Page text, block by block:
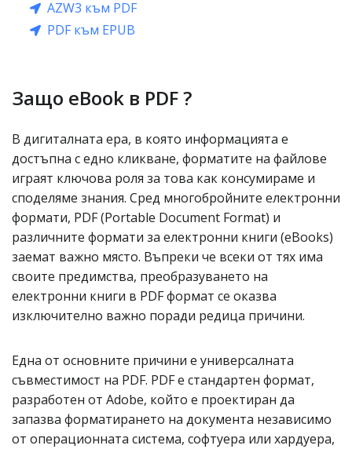
AZW3 към PDF
PDF към EPUB
Защо eBook в PDF ?
В дигиталната ера, в която информацията е
достъпна с едно кликване, форматите на файлове
играят ключова роля за това как консумираме и
споделяме знания. Сред многобройните електронни
формати, PDF (Portable Document Format) и
различните формати за електронни книги (eBooks)
заемат важно място. Въпреки че всеки от тях има
своите предимства, преобразуването на
електронни книги в PDF формат се оказва
изключително важно поради редица причини.
Една от основните причини е универсалната
съвместимост на PDF. PDF е стандартен формат,
разработен от Adobe, който е проектиран да
запазва форматирането на документа независимо
от операционната система, софтуера или хардуера,